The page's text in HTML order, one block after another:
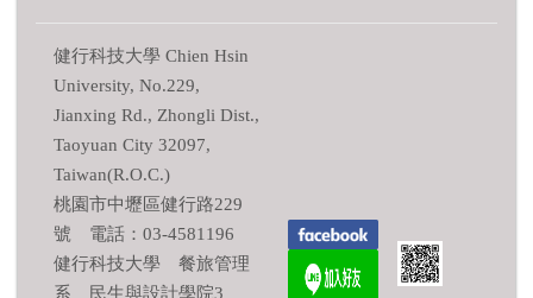
健行科技大學 Chien Hsin
University, No.229,
Jianxing Rd., Zhongli Dist.,
Taoyuan City 32097,
Taiwan(R.O.C.)
桃園市中壢區健行路229
號 電話：03-4581196
健行科技大學 餐旅管理
系 民生與設計學院3